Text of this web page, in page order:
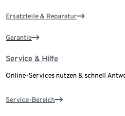
Ersatzteile & Reparatur
Garantie
Service & Hilfe
Online-Services nutzen & schnell
Service-Bereich